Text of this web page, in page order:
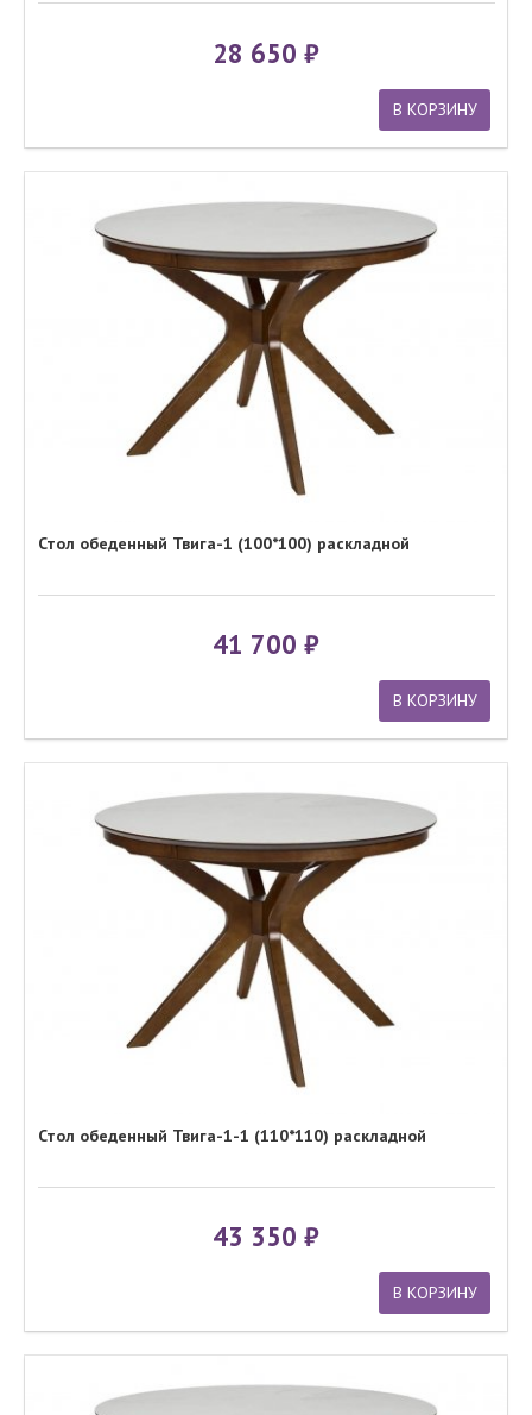
28 650
В КОРЗИНУ
Стол обеденный Твига-1 (100*100) раскладной
41 700
В КОРЗИНУ
Стол обеденный Твига-1-1 (110*110) раскладной
43 350
В КОРЗИНУ